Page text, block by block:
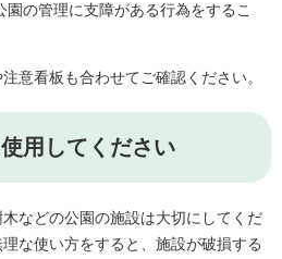
の管理に支障がある行為をするこ
看板も合わせてご確認ください。
用してください
などの公園の施設は大切にしてくだ
な使い方をすると、施設が破損する